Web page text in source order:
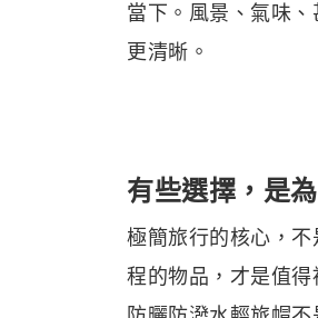
當下。風景、氣味
更清晰。
有些選擇，是
極簡旅行的核心，
程的物品，才是值得